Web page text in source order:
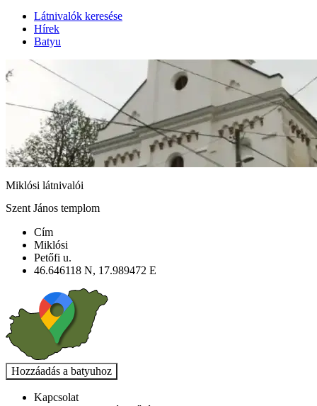
Látnivalók keresése
Hírek
Batyu
Miklósi látnivalói
Szent János templom
Cím
Miklósi
Petőfi u.
46.646118 N, 17.989472 E
Kapcsolat